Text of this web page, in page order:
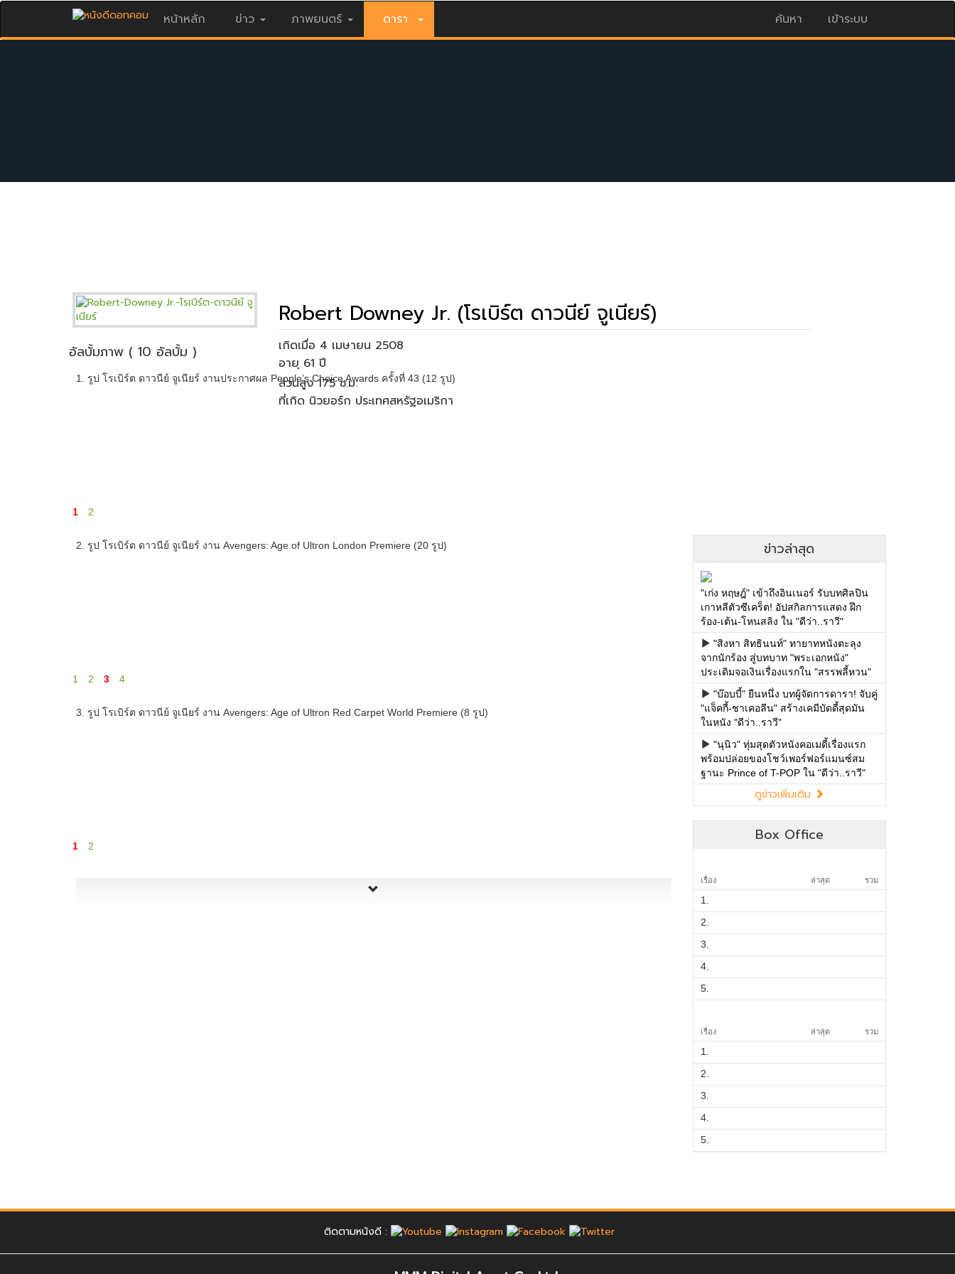
หน้าหลัก ข่าว ภาพยนตร์ ดารา ค้นหา เข้าระบบ
Robert Downey Jr. (โรเบิร์ต ดาวนีย์ จูเนียร์)
เกิดเมื่อ 4 เมษายน 2508
ส่วนสูง 175 ซ.ม.
ที่เกิด นิวยอร์ก ประเทศสหรัฐอเมริกา
อัลบั้มภาพ ( 10 อัลบั้ม )
1. รูป โรเบิร์ต ดาวนีย์ จูเนียร์ งานประกาศผล People’s Choice Awards ครั้งที่ 43 (12 รูป)
1 2
2. รูป โรเบิร์ต ดาวนีย์ จูเนียร์ งาน Avengers: Age of Ultron London Premiere (20 รูป)
1 2 3 4
3. รูป โรเบิร์ต ดาวนีย์ จูเนียร์ งาน Avengers: Age of Ultron Red Carpet World Premiere (8 รูป)
1 2
ข่าวล่าสุด
"เก่ง หฤษฎ์" เข้าถึงอินเนอร์ รับบทศิลปิน
เกาหลีตัวซีเคร็ต! อัปสกิลการแสดง ฝึก
ร้อง-เต้น-โหนสลิง ใน "ดีว่า..ราวี"
"สิงหา สิทธินนท์" ทายาทหนังตะลุง
จากนักร้อง สู่บทบาท "พระเอกหนัง"
ประเดิมจอเงินเรื่องแรกใน "สรรพลี้หวน"
"บ๊อบบี้" ยืนหนึ่ง บทผู้จัดการดารา! จับคู่
"แจ็คกี้-ชาเคอลีน" สร้างเคมีบัดดี้สุดมัน
ในหนัง "ดีว่า..ราวี"
"นุนิว" ทุ่มสุดตัวหนังคอเมดี้เรื่องแรก
พร้อมปล่อยของโชว์เพอร์ฟอร์แมนซ์สม
ฐานะ Prince of T-POP ใน "ดีว่า..ราวี"
ดูข่าวเพิ่มเติม
Box Office
เรื่อง ล่าสุด รวม
1.
2.
3.
4.
5.
เรื่อง ล่าสุด รวม
1.
2.
3.
4.
5.
ติดตามหนังดี :